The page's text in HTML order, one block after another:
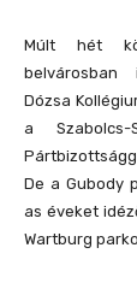
Múlt hét
Dózsa
a Szabolcs-
De a Gubody
as éveket
Wartburg